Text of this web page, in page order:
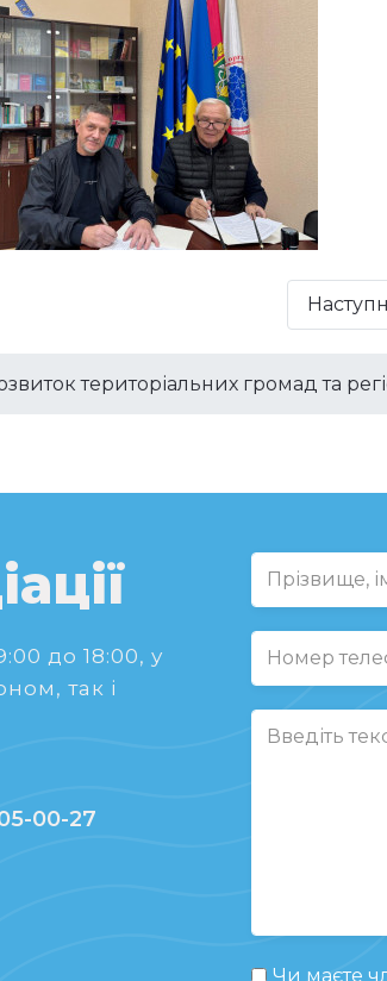
територіальних громад та
до 18:00, у
так і
00-27
Чи маєте